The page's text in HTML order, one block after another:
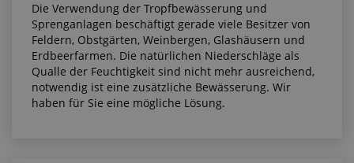
Die Verwendung der Tropfbewässerung und
Sprenganlagen beschäftigt gerade viele Besitzer von
Feldern, Obstgärten, Weinbergen, Glashäusern und
Erdbeerfarmen. Die natürlichen Niederschläge als
Qualle der Feuchtigkeit sind nicht mehr ausreichend,
notwendig ist eine zusätzliche Bewässerung. Wir
haben für Sie eine mögliche Lösung.